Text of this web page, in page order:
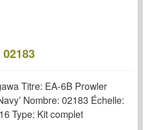
Titre: EA-6B Prowler
Nombre: 02183 Échelle:
Type: Kit complet